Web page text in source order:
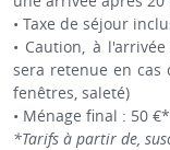
• Taxe de séjour
• Caution, à
sera retenue en cas
fenêtres, saleté)
• Ménage final : 50 €*
*Tarifs à partir de,